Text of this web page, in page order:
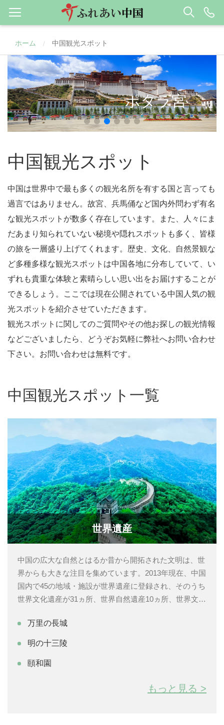
ホーム / 中国観光スポット
ポタラ宮
中国観光スポット
中国は世界中で最も多くの観光名所を有する国と言っても
過言ではありません。故宮、兵馬俑など国内外問わず有名
な観光スポットが数多く存在しています。また、人々にま
だあまり知られていない秘境や隠れスポットも多く、皆様
の旅を一層盛り上げてくれます。歴史、文化、自然景観な
ど多種多様な観光スポットは中国各地に分布していて、い
ずれも貴重な体験と素晴らしい思い出をお届けすることが
できるしょう。ここでは現在公開されている中国人気の観
光スポットを紹介させていただきます。
観光スポットに関してのご質問やその他お探しの観光情報
などございましたら、どうぞお気軽に弊社へお問い合わせ
下さい。お問い合わせは無料です。
中国観光スポット一覧
世界遺産
中国の広大な自然とはるか昔から開拓された文明は、世
界からも大きな注目を集めています。2013年現在、中国
国内で45の地域・施設が世界遺産に登録され、そのうち
世界文化遺産が31ヵ所、世界自然遺産10ヵ所、世界文化
国で絶対的な人気を誇る観光スポットである九寨溝や兵
馬俑、故宮博物館、万里の長城、黄山なども含まれてい
万里の長城
明の十三陵
頤和園
もっと見る >